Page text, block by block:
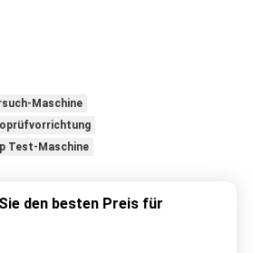
Maschine
Test-Maschine
den besten Preis für